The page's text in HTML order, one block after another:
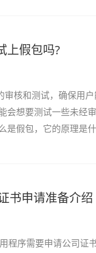
上假包吗?
核和测试，确保用
会想要测试一些未经
是假包，它的原理是
书申请准备介绍
程序需要申请公司证